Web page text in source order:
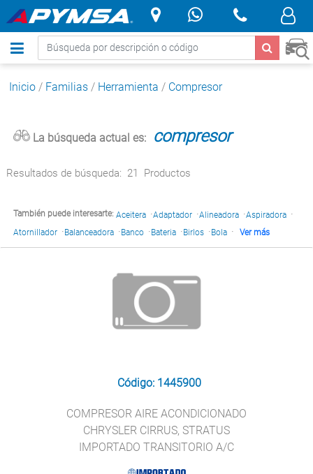
.
Inicio / Familias / Herramienta / Compresor
La búsqueda actual es: compresor
Resultados de búsqueda: 21 Productos
También puede interesarte: Aceitera ·Adaptador ·Alineadora ·Aspiradora ·
Atornillador ·Balanceadora ·Banco ·Bateria ·Birlos ·Bola · Ver más
Código: 1445900
COMPRESOR AIRE ACONDICIONADO
CHRYSLER CIRRUS, STRATUS
IMPORTADO TRANSITORIO A/C